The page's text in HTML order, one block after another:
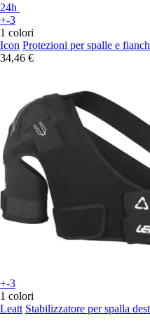
24h
+-3
1 colori
Icon Protezioni per spalle e
34,46 €
+-3
1 colori
Leatt Stabilizzatore per spalla